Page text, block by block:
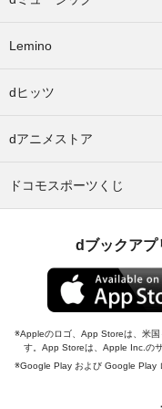
Lemino
dヒッツ
dアニメストア
ドコモスポーツくじ
dブックアプ
Appleのロゴ、App Storeは、米
す。App Storeは、Apple Inc.の
Google Play および Google Play